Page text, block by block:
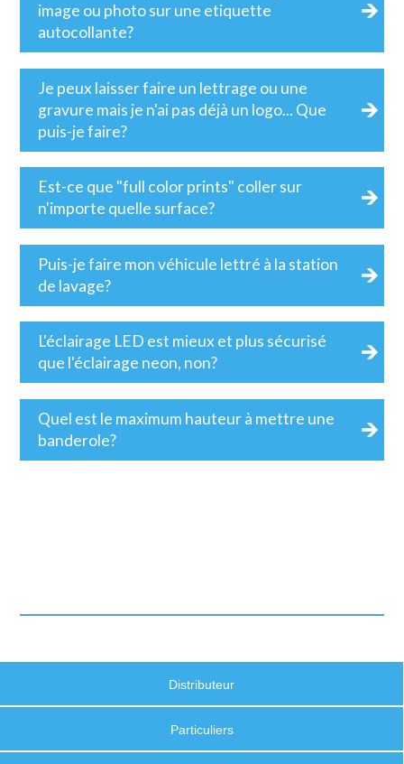
image ou photo sur une etiquette
autocollante?
Je peux laisser faire un lettrage ou une
gravure mais je n'ai pas déjà un logo... Que
puis-je faire?
Est-ce que "full color prints" coller sur
n'importe quelle surface?
Puis-je faire mon véhicule lettré à la station
de lavage?
L'éclairage LED est mieux et plus sécurisé
que l'éclairage neon, non?
Quel est le maximum hauteur à mettre une
banderole?
Distributeur
Particuliers